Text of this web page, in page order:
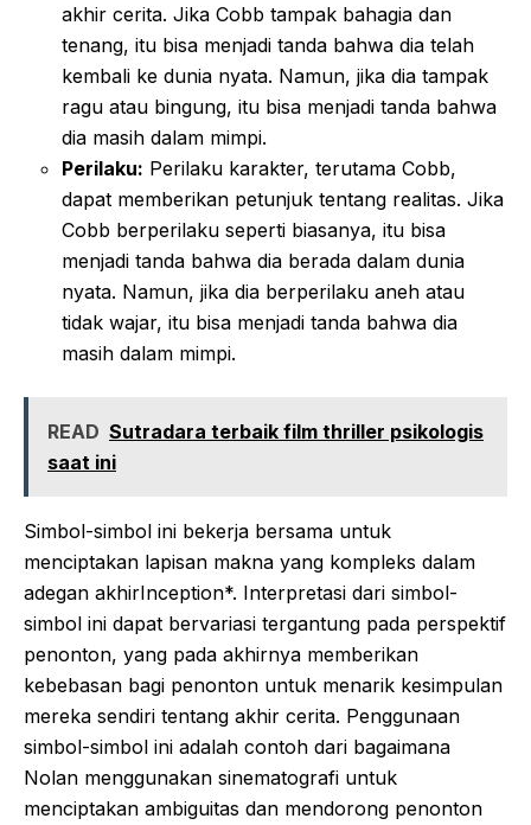
akhir cerita. Jika Cobb tampak bahagia dan
tenang, itu bisa menjadi tanda bahwa dia telah
kembali ke dunia nyata. Namun, jika dia tampak
ragu atau bingung, itu bisa menjadi tanda bahwa
dia masih dalam mimpi.
Perilaku: Perilaku karakter, terutama Cobb,
dapat memberikan petunjuk tentang realitas. Jika
Cobb berperilaku seperti biasanya, itu bisa
menjadi tanda bahwa dia berada dalam dunia
nyata. Namun, jika dia berperilaku aneh atau
tidak wajar, itu bisa menjadi tanda bahwa dia
masih dalam mimpi.
READ Sutradara terbaik film thriller psikologis
saat ini
Simbol-simbol ini bekerja bersama untuk
menciptakan lapisan makna yang kompleks dalam
adegan akhirInception*. Interpretasi dari simbol-
simbol ini dapat bervariasi tergantung pada perspektif
penonton, yang pada akhirnya memberikan
kebebasan bagi penonton untuk menarik kesimpulan
mereka sendiri tentang akhir cerita. Penggunaan
simbol-simbol ini adalah contoh dari bagaimana
Nolan menggunakan sinematografi untuk
menciptakan ambiguitas dan mendorong penonton